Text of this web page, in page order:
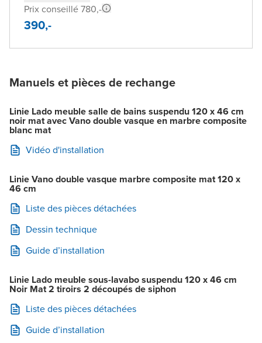
Prix conseillé 780,-
390,-
Manuels et pièces de rechange
Linie Lado meuble salle de bains suspendu 120 x 46 cm
noir mat avec Vano double vasque en marbre composite
blanc mat
Vidéo d'installation
Linie Vano double vasque marbre composite mat 120 x
46 cm
Liste des pièces détachées
Dessin technique
Guide d’installation
Linie Lado meuble sous-lavabo suspendu 120 x 46 cm
Noir Mat 2 tiroirs 2 découpés de siphon
Liste des pièces détachées
Guide d’installation